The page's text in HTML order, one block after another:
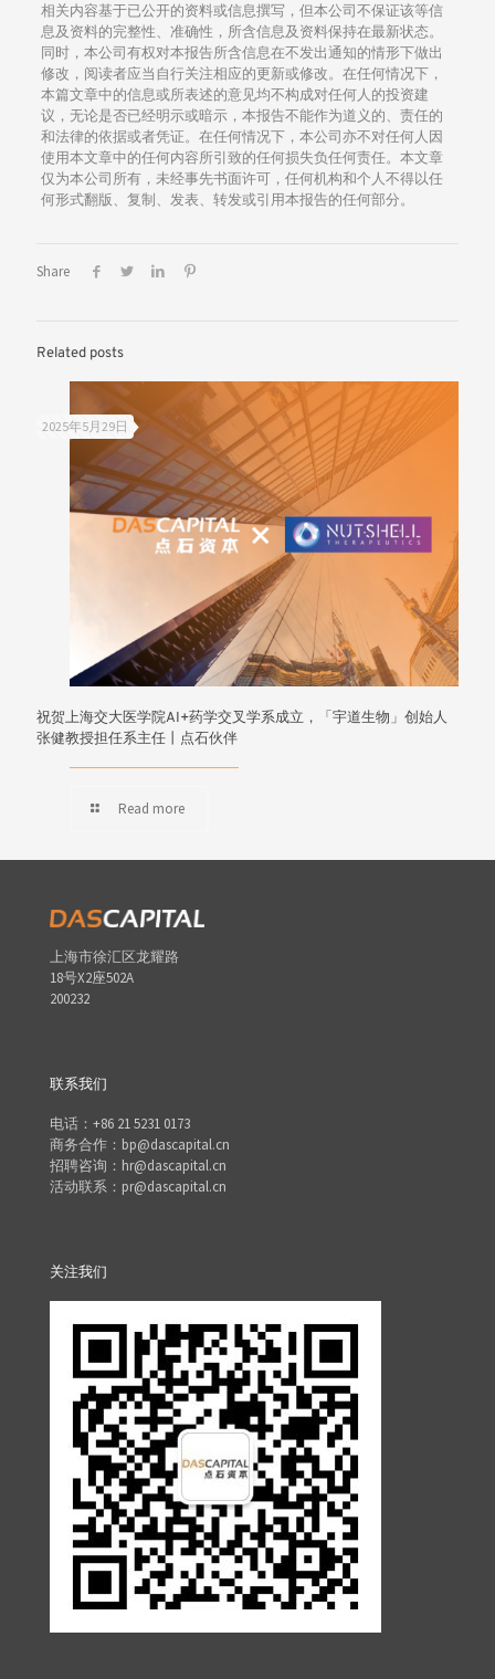
相关内容基于已公开的资料或信息撰写，但本公司不保证该等信
息及资料的完整性、准确性，所含信息及资料保持在最新状态。
同时，本公司有权对本报告所含信息在不发出通知的情形下做出
修改，阅读者应当自行关注相应的更新或修改。在任何情况下，
本篇文章中的信息或所表述的意见均不构成对任何人的投资建
议，无论是否已经明示或暗示，本报告不能作为道义的、责任的
和法律的依据或者凭证。在任何情况下，本公司亦不对任何人因
使用本文章中的任何内容所引致的任何损失负任何责任。本文章
仅为本公司所有，未经事先书面许可，任何机构和个人不得以任
何形式翻版、复制、发表、转发或引用本报告的任何部分。
Share
Related posts
2025年5月29日
祝贺上海交大医学院AI+药学交叉学系成立，「宇道生物」创始人
张健教授担任系主任丨点石伙伴
Read more
上海市徐汇区龙耀路
18号X2座502A
200232
联系我们
电话：+86 21 5231 0173
商务合作：bp@dascapital.cn
招聘咨询：hr@dascapital.cn
活动联系：pr@dascapital.cn
关注我们